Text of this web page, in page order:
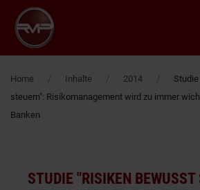
Zum Hauptinhalt springen
Home Inhalte 2014
steuern": Risikomanagement wird zu immer
Banken
STUDIE "RISIKEN BEWUSST